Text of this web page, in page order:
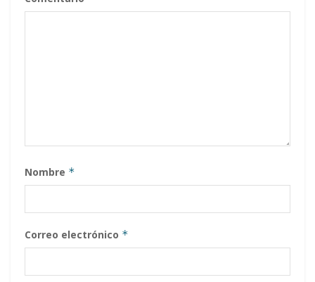
Nombre *
Correo electrónico *